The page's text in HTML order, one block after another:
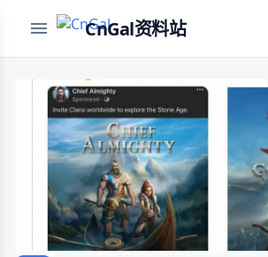
CnGal资料站